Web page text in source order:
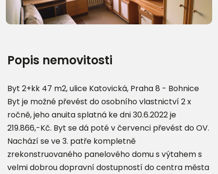
Popis nemovitosti
Byt 2+kk 47 m2, ulice Katovická, Praha 8 - Bohnice
Byt je možné převést do osobního vlastnictví 2 x
ročně, jeho anuita splatná ke dni 30.6.2022 je
219.866,-Kč. Byt se dá poté v červenci převést do OV.
Nachází se ve 3. patře kompletně
zrekonstruovaného panelového domu s výtahem s
velmi dobrou dopravní dostupností do centra města